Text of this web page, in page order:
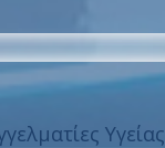
Υγείας